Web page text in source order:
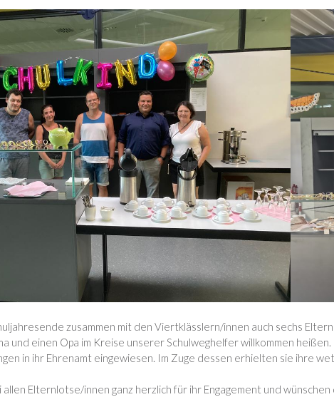
zusammen mit den Viertklässlern/innen auch sechs
und einen Opa im Kreise unserer Schulweghelfer willkommen
in ihr Ehrenamt eingewiesen. Im Zuge dessen erhielten sie ihre
Elternlotse/innen ganz herzlich für ihr Engagement und